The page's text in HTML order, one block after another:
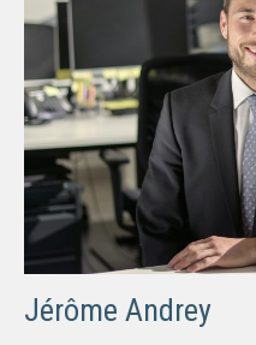
Jérôme Andrey